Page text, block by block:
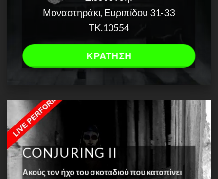
Μοναστηράκι, Ευριπίδου 31-33
TK.10554
ΚΡΑΤΗΣΗ
CONJURING II
Ακούς τον ήχο του σκοταδιού που καταπίνει